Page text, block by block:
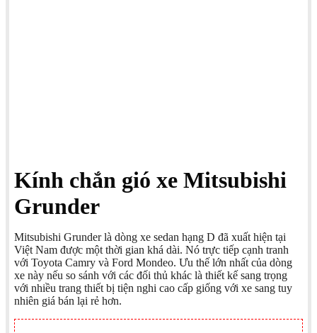
Kính chắn gió xe Mitsubishi
Grunder
Mitsubishi Grunder là dòng xe sedan hạng D đã xuất hiện tại
Việt Nam được một thời gian khá dài. Nó trực tiếp cạnh tranh
với Toyota Camry và Ford Mondeo. Ưu thế lớn nhất của dòng
xe này nếu so sánh với các đối thủ khác là thiết kế sang trọng
với nhiều trang thiết bị tiện nghi cao cấp giống với xe sang tuy
nhiên giá bán lại rẻ hơn.